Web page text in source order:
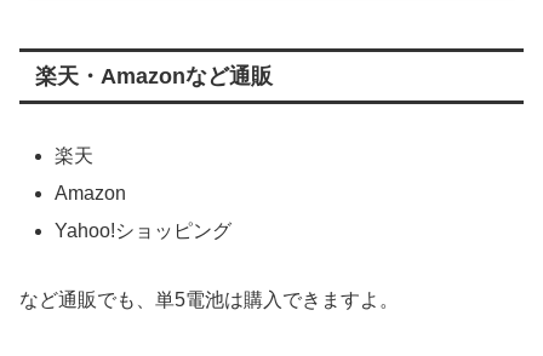
楽天・Amazonなど通販
楽天
Amazon
Yahoo!ショッピング
など通販でも、単5電池は購入できますよ。